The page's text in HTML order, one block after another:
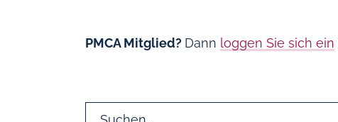
PMCA Mitglied? Dann loggen Sie sich ein